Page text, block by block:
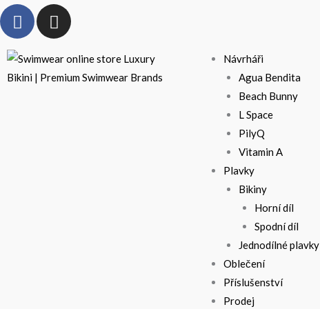
Přeskočit
na
F
a
c
e
b
I
n
t
a
Návrháři
Agua Bendita
Beach Bunny
L Space
PilyQ
Vitamin A
Plavky
Bikiny
Horní díl
Spodní díl
Jednodílné plavky
Oblečení
Příslušenství
Prodej